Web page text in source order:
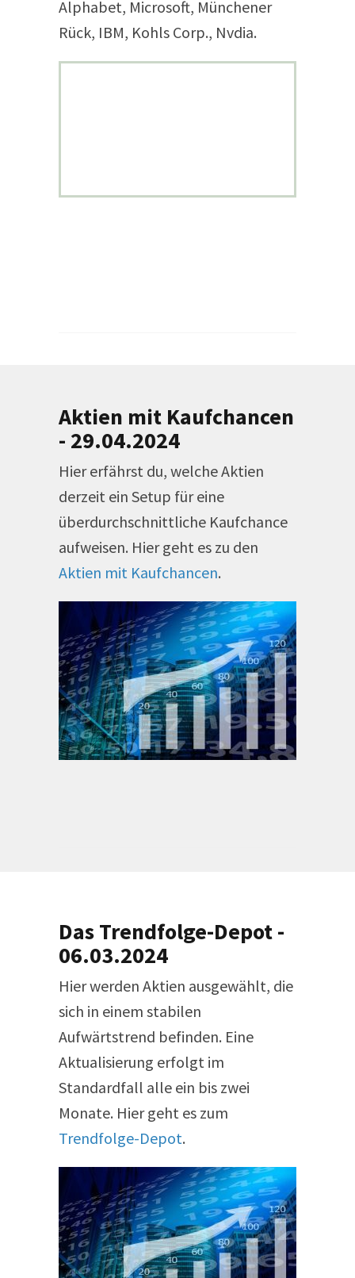
Alphabet, Microsoft, Münchener
Rück, IBM, Kohls Corp., Nvdia.
Aktien mit Kaufchancen
- 29.04.2024
Hier erfährst du, welche Aktien
derzeit ein Setup für eine
überdurchschnittliche Kaufchance
aufweisen. Hier geht es zu den
Aktien mit Kaufchancen.
Das Trendfolge-Depot -
06.03.2024
Hier werden Aktien ausgewählt, die
sich in einem stabilen
Aufwärtstrend befinden. Eine
Aktualisierung erfolgt im
Standardfall alle ein bis zwei
Monate. Hier geht es zum
Trendfolge-Depot.